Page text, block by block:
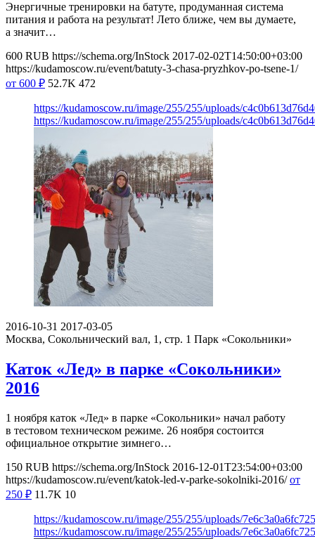
Энергичные тренировки на батуте, продуманная система
питания и работа на результат! Лето ближе, чем вы думаете,
а значит…
600 RUB https://schema.org/InStock 2017-02-02T14:50:00+03:00
https://kudamoscow.ru/event/batuty-3-chasa-pryzhkov-po-tsene-1/
от 600 ₽ 52.7K 472
https://kudamoscow.ru/image/255/255/uploads/
https://kudamoscow.ru/image/255/255/uploads/
2016-10-31 2017-03-05
Москва, Сокольнический вал, 1, стр. 1 Парк «Сокольники»
Каток «Лед» в парке «Сокольники»
2016
1 ноября каток «Лед» в парке «Сокольники» начал работу
в тестовом техническом режиме. 26 ноября состоится
официальное открытие зимнего…
150 RUB https://schema.org/InStock 2016-12-01T23:54:00+03:00
https://kudamoscow.ru/event/katok-led-v-parke-sokolniki-2016/ от
250 ₽ 11.7K 10
https://kudamoscow.ru/image/255/255/uploads/
https://kudamoscow.ru/image/255/255/uploads/